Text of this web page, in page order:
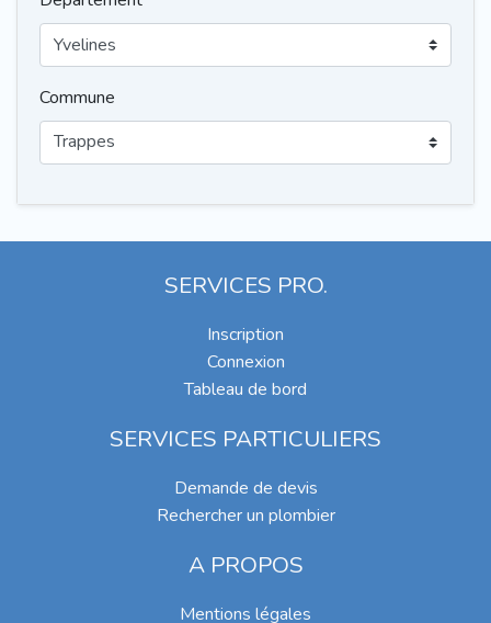
Commune
SERVICES PRO.
Inscription
Connexion
Tableau de bord
SERVICES PARTICULIERS
Demande de devis
Rechercher un plombier
A PROPOS
Mentions légales